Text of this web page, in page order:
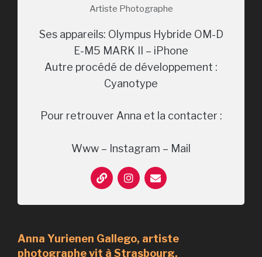
Artiste Photographe
Ses appareils: Olympus Hybride OM-D
E-M5 MARK II – iPhone
Autre procédé de développement :
Cyanotype
Pour retrouver Anna et la contacter :
Www – Instagram – Mail
Anna Yurienen Gallego, artiste
photographe vit à Strasbourg.